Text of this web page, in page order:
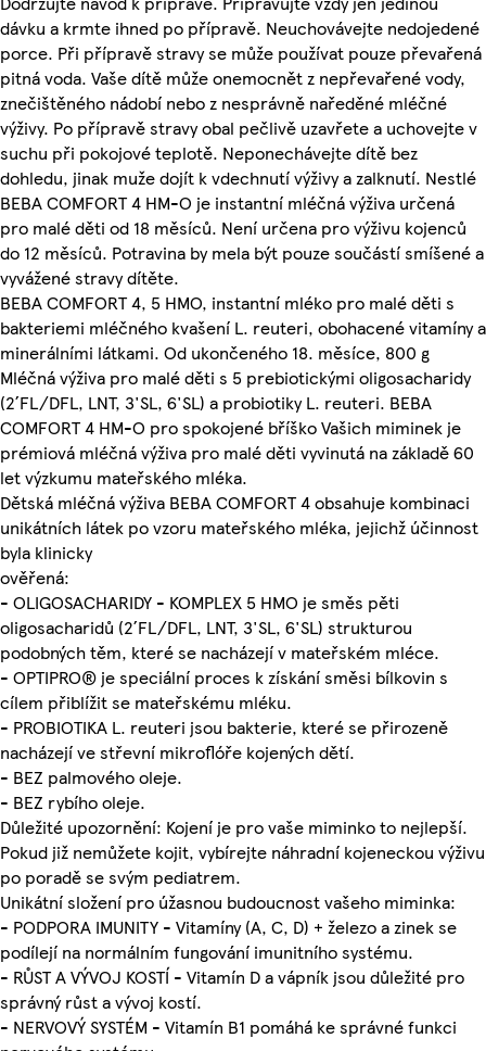
dávku a krmte ihned po přípravě. Neuchovávejte nedojedené
porce. Při přípravě stravy se může používat pouze převařená
pitná voda. Vaše dítě může onemocnět z nepřevařené vody,
znečištěného nádobí nebo z nesprávně naředěné mléčné
výživy. Po přípravě stravy obal pečlivě uzavřete a uchovejte v
suchu při pokojové teplotě. Neponechávejte dítě bez
dohledu, jinak muže dojít k vdechnutí výživy a zalknutí. Nestlé
BEBA COMFORT 4 HM-O je instantní mléčná výživa určená
pro malé děti od 18 měsíců. Není určena pro výživu kojenců
do 12 měsíců. Potravina by mela být pouze součástí smíšené a
vyvážené stravy dítěte.
BEBA COMFORT 4, 5 HMO, instantní mléko pro malé děti s
bakteriemi mléčného kvašení L. reuteri, obohacené vitamíny a
minerálními látkami. Od ukončeného 18. měsíce, 800 g
Mléčná výživa pro malé děti s 5 prebiotickými oligosacharidy
(2´FL/DFL, LNT, 3'SL, 6'SL) a probiotiky L. reuteri. BEBA
COMFORT 4 HM-O pro spokojené bříško Vašich miminek je
prémiová mléčná výživa pro malé děti vyvinutá na základě 60
let výzkumu mateřského mléka.
Dětská mléčná výživa BEBA COMFORT 4 obsahuje kombinaci
unikátních látek po vzoru mateřského mléka, jejichž účinnost
byla klinicky
ověřená:
- OLIGOSACHARIDY - KOMPLEX 5 HMO je směs pěti
oligosacharidů (2´FL/DFL, LNT, 3'SL, 6'SL) strukturou
podobných těm, které se nacházejí v mateřském mléce.
- OPTIPRO® je speciální proces k získání směsi bílkovin s
cílem přiblížit se mateřskému mléku.
- PROBIOTIKA L. reuteri jsou bakterie, které se přirozeně
nacházejí ve střevní mikroflóře kojených dětí.
- BEZ palmového oleje.
- BEZ rybího oleje.
Důležité upozornění: Kojení je pro vaše miminko to nejlepší.
Pokud již nemůžete kojit, vybírejte náhradní kojeneckou výživu
po poradě se svým pediatrem.
Unikátní složení pro úžasnou budoucnost vašeho miminka:
- PODPORA IMUNITY - Vitamíny (A, C, D) + železo a zinek se
podílejí na normálním fungování imunitního systému.
- RŮST A VÝVOJ KOSTÍ - Vitamín D a vápník jsou důležité pro
správný růst a vývoj kostí.
- NERVOVÝ SYSTÉM - Vitamín B1 pomáhá ke správné funkci